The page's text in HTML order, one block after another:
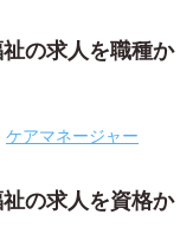
の求人を職種か
ケアマネージャー
の求人を資格か